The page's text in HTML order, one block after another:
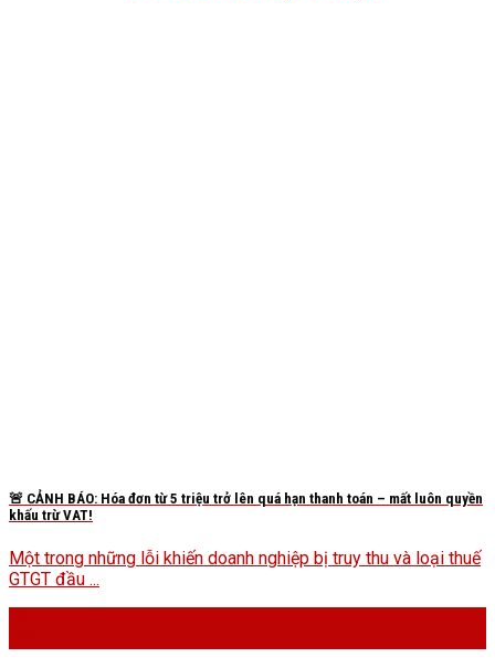
🚨 CẢNH BÁO: Hóa đơn từ 5 triệu trở lên quá hạn thanh toán – mất luôn quyền
khấu trừ VAT!
Một trong những lỗi khiến doanh nghiệp bị truy thu và loại thuế
GTGT đầu ...